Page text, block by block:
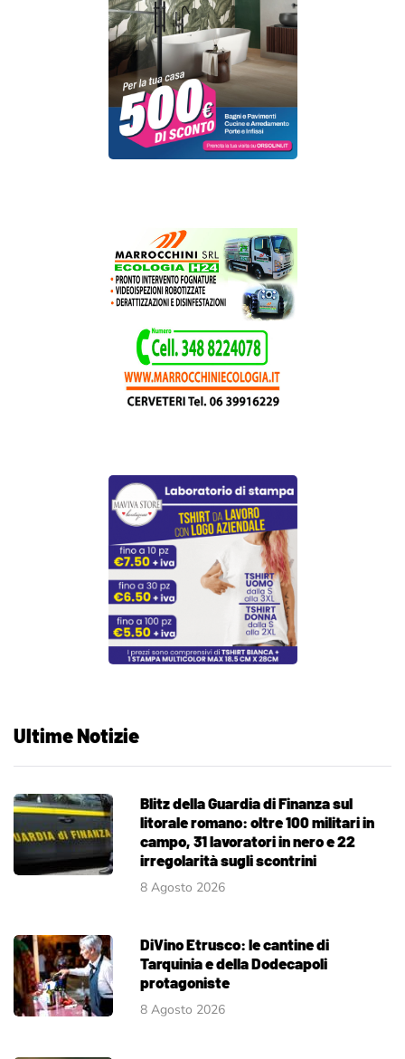
Ultime Notizie
Blitz della Guardia di Finanza sul
litorale romano: oltre 100 militari in
campo, 31 lavoratori in nero e 22
irregolarità sugli scontrini
8 Agosto 2026
DiVino Etrusco: le cantine di
Tarquinia e della Dodecapoli
protagoniste
8 Agosto 2026